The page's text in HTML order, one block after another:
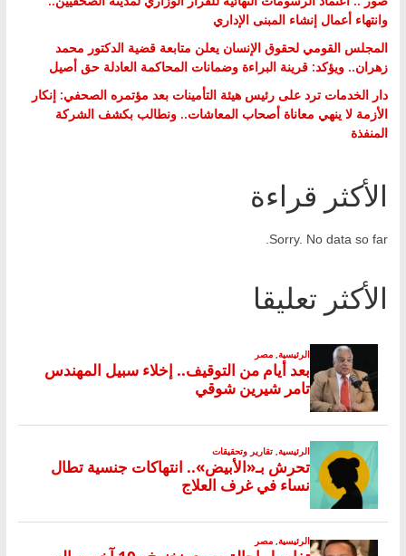
وانتهاء أعمال إنشاء المبنى الإداري
المجلس القومي لحقوق الإنسان يعلن متابعة قضية الدكتور محمد
زهران.. ويؤكد: قرينة البراءة وضمانات المحاكمة العادلة حق أصيل
دار الخدمات ترد على رئيس هيئة التأمينات بعد مؤتمره الصحفي: إنكار
الأزمة لا ينهي معاناة أصحاب المعاشات.. ونطالب بكشف الشركة
المنفذة
الأكثر قراءة
Sorry. No data so far.
الأكثر تعليقا